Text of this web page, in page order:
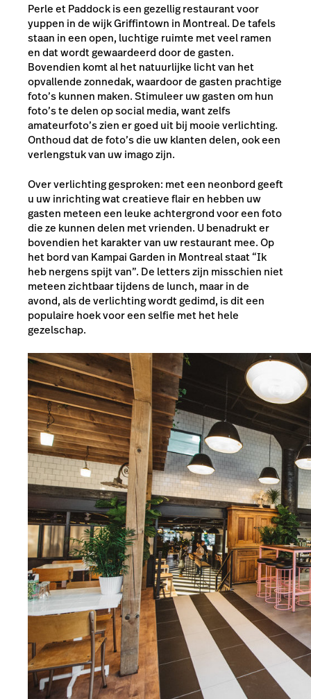
Perle et Paddock is een gezellig restaurant voor
yuppen in de wijk Griffintown in Montreal. De tafels
staan in een open, luchtige ruimte met veel ramen
en dat wordt gewaardeerd door de gasten.
Bovendien komt al het natuurlijke licht van het
opvallende zonnedak, waardoor de gasten prachtige
foto’s kunnen maken. Stimuleer uw gasten om hun
foto’s te delen op social media, want zelfs
amateurfoto’s zien er goed uit bij mooie verlichting.
Onthoud dat de foto’s die uw klanten delen, ook een
verlengstuk van uw imago zijn.
Over verlichting gesproken: met een neonbord geeft
u uw inrichting wat creatieve flair en hebben uw
gasten meteen een leuke achtergrond voor een foto
die ze kunnen delen met vrienden. U benadrukt er
bovendien het karakter van uw restaurant mee. Op
het bord van Kampai Garden in Montreal staat “Ik
heb nergens spijt van”. De letters zijn misschien niet
meteen zichtbaar tijdens de lunch, maar in de
avond, als de verlichting wordt gedimd, is dit een
populaire hoek voor een selfie met het hele
gezelschap.